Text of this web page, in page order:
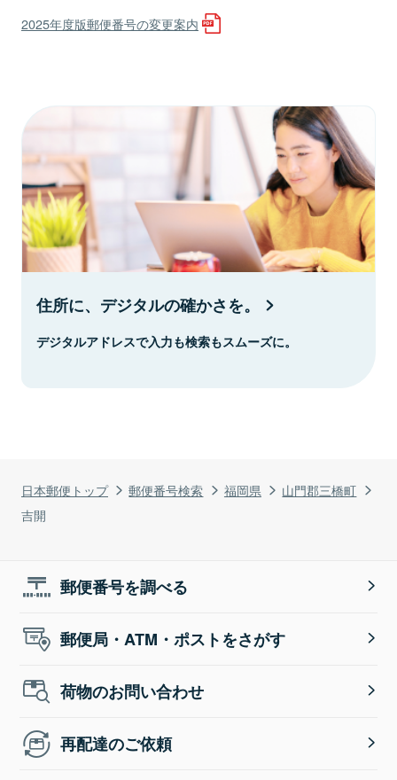
日本郵便トップ 郵便番号検索 福岡県
山門郡三橋町
吉開
2025年度版郵便番号の変更案内
住所に、デジタルの確かさを。
デジタルアドレスで入力も検索もスムーズに。
郵便番号を調べる
郵便局・ATM・ポストをさがす
荷物のお問い合わせ
再配達のご依頼